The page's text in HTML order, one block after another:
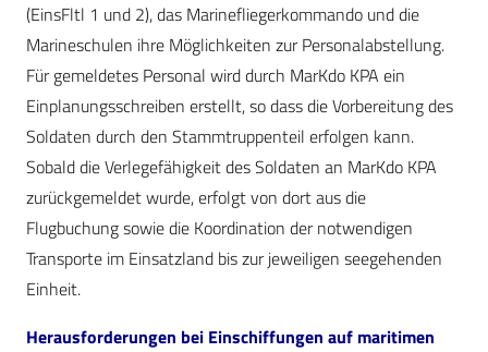
(EinsFltl 1 und 2), das Marinefliegerkommando und die
Marineschulen ihre Möglichkeiten zur Personalabstellung.
Für gemeldetes Personal wird durch MarKdo KPA ein
Einplanungsschreiben erstellt, so dass die Vorbereitung des
Soldaten durch den Stammtruppenteil erfolgen kann.
Sobald die Verlegefähigkeit des Soldaten an MarKdo KPA
zurückgemeldet wurde, erfolgt von dort aus die
Flugbuchung sowie die Koordination der notwendigen
Transporte im Einsatzland bis zur jeweiligen seegehenden
Einheit.
Herausforderungen bei Einschiffungen auf maritimen